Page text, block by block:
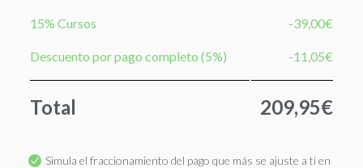
15% Cursos -39,00€
Descuento por pago completo (5%) -11,05€
Total 209,95€
Simula el fraccionamiento del pago que más se ajuste a ti en